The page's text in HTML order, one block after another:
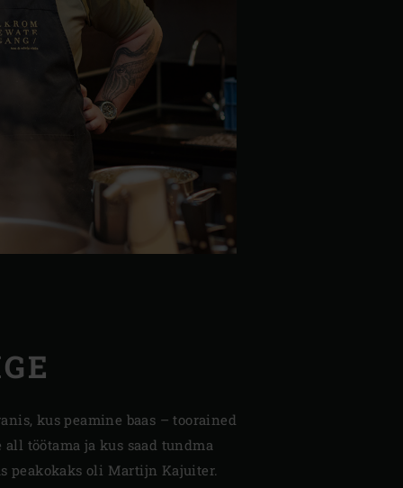
kus peamine baas – toorained
töötama ja kus saad tundma
peakokaks oli Martijn Kajuiter.